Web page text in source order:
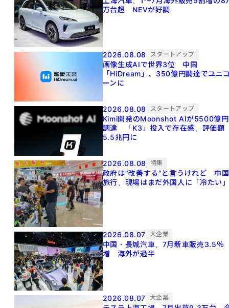
万台超 NEVが好調
2026.08.08 スタートアップ
画像生成AIで世界3位 中国
「HiDream」、350億円調達でユニ
ーンに
2026.08.08 スタートアップ
Kimi開発のMoonshot AIが5500億円
調達 「K3」投入で存在感、評価額
5.5兆円に
2026.08.08 特集
政府は"改善する"と言うけれど 中国
旅行、現場はまだ外国人に「冷たい
2026.08.07 大企業
中国・長城汽車、7月新車販売3.5％
増 海外が過半
2026.08.07 大企業